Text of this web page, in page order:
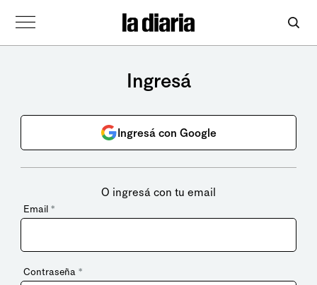
Ingresá
Ingresá con Google
O ingresá con tu email
Email *
Contraseña *